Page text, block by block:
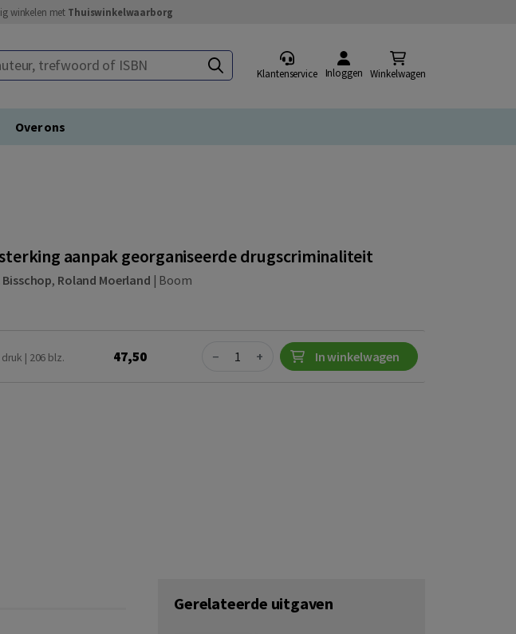
winkelen met Thuiswinkelwaarborg
trefwoord of ISBN
Klantenservice Inloggen Winkelwagen
Over ons
aanpak georganiseerde drugscriminaliteit
Bisschop, Roland Moerland | Boom
druk | 206 blz.
47,50 Quantity
− + In winkelwagen
Gerelateerde uitgaven